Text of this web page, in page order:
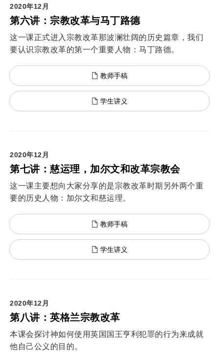
2020年12月
第六讲：宗教改革与马丁路德
这一课正式进入宗教改革那波澜壮阔的历史篇章，我们
要认识宗教改革的第一个重要人物：马丁路德。
教师手稿
学生讲义
2020年12月
第七讲：慈运理，加尔文和改革宗教会
这一课主要想向大家分享的是宗教改革时期另外两个重
要的历史人物：加尔文和慈运理。
教师手稿
学生讲义
2020年12月
第八讲：英格兰宗教改革
本课会探讨神如何使用英国国王亨利犯罪的行为来成就
他自己公义的目的。